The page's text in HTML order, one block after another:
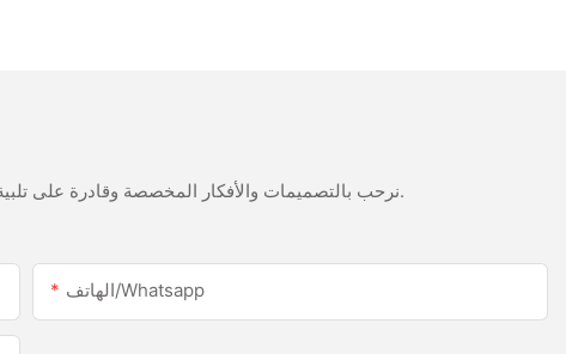
نرحب بالتصميمات والأفكار المخصصة وقادرة على تلبية المتطلبات المحددة. لمزيد من المعلومات، يرجى زيارة الموقع الإلكتروني أو الاتصال بنا مباشرة مع أسئلة أو استفسارات.
الهاتف/whatsapp